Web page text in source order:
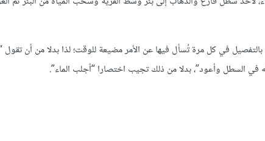
في كل مرة تُسأل فيها عن الأمر مضيعة للوقت؛ لذا بدلا من أن
في السطل وأعود”، بدلا من ذلك تجيب اختصارا “أجلب الماء”.